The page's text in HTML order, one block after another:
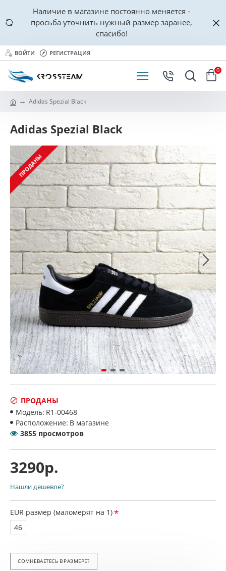
Наличие в магазине постоянно меняется -
просьба уточнить нужный размер заранее,
спасибо!
ВОЙТИ РЕГИСТРАЦИЯ
0
Adidas Spezial Black
Adidas Spezial Black
ПРОДАНЫ
3290р.
ПРОДАНЫ
Модель: R1-00468
Расположение: В магазине
3855 просмотров
EUR размер (маломерят на 1)
46
Нашли дешевле?
СОМНЕВАЕТЕСЬ В РАЗМЕРЕ?